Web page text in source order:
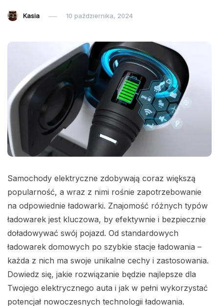
Kasia 10 października, 2024
Samochody elektryczne zdobywają coraz większą
popularność, a wraz z nimi rośnie zapotrzebowanie
na odpowiednie ładowarki. Znajomość różnych typów
ładowarek jest kluczowa, by efektywnie i bezpiecznie
doładowywać swój pojazd. Od standardowych
ładowarek domowych po szybkie stacje ładowania –
każda z nich ma swoje unikalne cechy i zastosowania.
Dowiedz się, jakie rozwiązanie będzie najlepsze dla
Twojego elektrycznego auta i jak w pełni wykorzystać
potencjał nowoczesnych technologii ładowania.